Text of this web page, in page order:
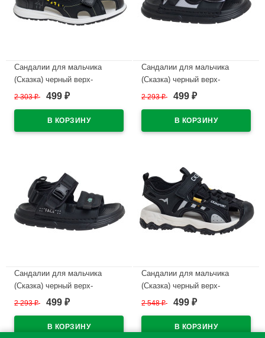
Сандалии для мальчика
(Сказка) черный верх-
искусственная кожа
размерный ряд 32-37
арт.R511371535BK
2 303₽ 499 ₽
Сандалии для мальчика
(Сказка) черный верх-
текстиль подкладка-
ряд 32-37 арт.R100981721BK
2 293₽ 499 ₽
Сандалии для мальчика
(Сказка) черный верх-
текстиль подкладка-
ряд 32-37 арт.R100981722BK
2 293₽ 499 ₽
Сандалии для мальчика
(Сказка) черный верх-
искусственная кожа
размерный ряд 32-37
2 548₽ 499 ₽